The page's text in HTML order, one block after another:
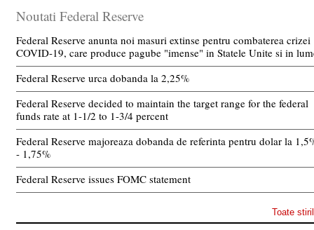
Noutati Federal Reserve
Federal Reserve anunta noi masuri extinse pentru combaterea crizei
COVID-19, care produce pagube "imense" in Statele Unite si in
Federal Reserve urca dobanda la 2,25%
Federal Reserve decided to maintain the target range for the federal
funds rate at 1-1/2 to 1-3/4 percent
Federal Reserve majoreaza dobanda de referinta pentru dolar la
- 1,75%
Federal Reserve issues FOMC statement
Toate